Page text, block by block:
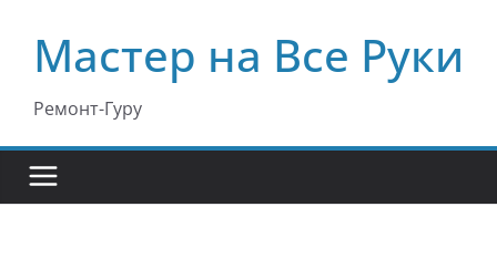
содержимому
Мастер на Все Руки
Ремонт-Гуру